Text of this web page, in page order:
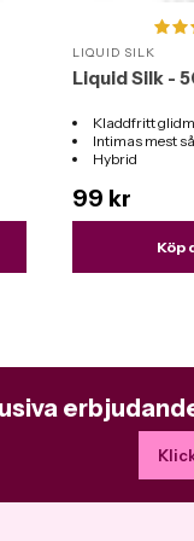
LIQUID SILK
Liquid Silk -
Kladdfritt
Intimas mest
Hybrid
99 kr
Köp